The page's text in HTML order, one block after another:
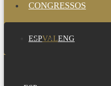
CONGRESSOS
ESPVALENG